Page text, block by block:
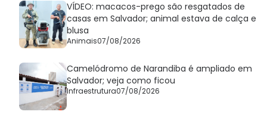
VÍDEO: macacos-prego são resgatados de
casas em Salvador; animal estava de calça e
blusa
Animais07/08/2026
Camelódromo de Narandiba é ampliado em
Salvador; veja como ficou
Infraestrutura07/08/2026